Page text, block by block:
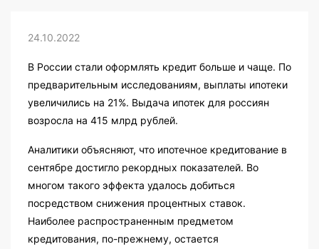
24.10.2022
В России стали оформлять кредит больше и чаще. По
предварительным исследованиям, выплаты ипотеки
увеличились на 21%. Выдача ипотек для россиян
возросла на 415 млрд рублей.
Аналитики объясняют, что ипотечное кредитование в
сентябре достигло рекордных показателей. Во
многом такого эффекта удалось добиться
посредством снижения процентных ставок.
Наиболее распространенным предметом
кредитования, по-прежнему, остается